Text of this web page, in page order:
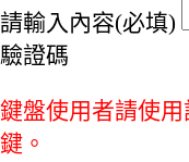
請輸入內容(必填)
驗證碼
鍵盤使用者請使
鍵。